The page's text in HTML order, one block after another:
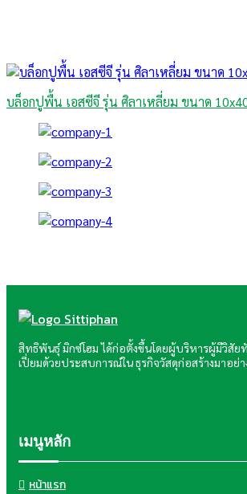
บล็อกปูพื้น เอสซีจี รุ่น ศิลาเหลี่ยม ขนาด
สิทธิพันธุ์ มิกซ์โฮม ได้ก่อตั้งขึ้นโดยผู้บริหารผู้มีวิสัย
เปี่ยมด้วยประสบการณ์ใน ธุรกิจวัสดุก่อสร้างมาอย่
เมนูหลัก
หน้าแรก